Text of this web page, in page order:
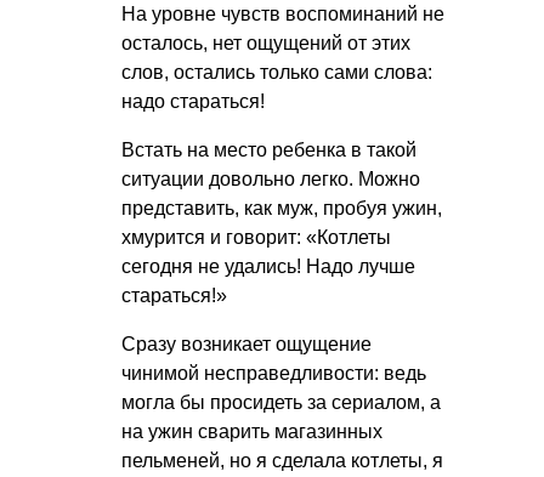
На уровне чувств воспоминаний не
осталось, нет ощущений от этих
слов, остались только сами слова:
надо стараться!
Встать на место ребенка в такой
ситуации довольно легко. Можно
представить, как муж, пробуя ужин,
хмурится и говорит: «Котлеты
сегодня не удались! Надо лучше
стараться!»
Сразу возникает ощущение
чинимой несправедливости: ведь
могла бы просидеть за сериалом, а
на ужин сварить магазинных
пельменей, но я сделала котлеты, я